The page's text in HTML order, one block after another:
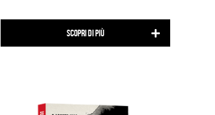
Scopri di più